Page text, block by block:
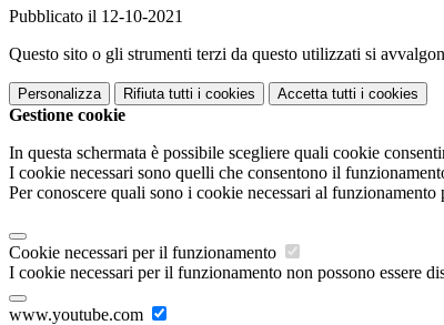
Pubblicato il 12-10-2021
Questo sito o gli strumenti terzi da questo utilizzati si
Personalizza Rifiuta tutti i cookies Accetta tutti i cookies
Gestione cookie
In questa schermata è possibile scegliere quali cookie
I cookie necessari sono quelli che consentono il
Per conoscere quali sono i cookie necessari al funzionamento
Cookie necessari per il funzionamento
I cookie necessari per il funzionamento non possono essere
www.youtube.com